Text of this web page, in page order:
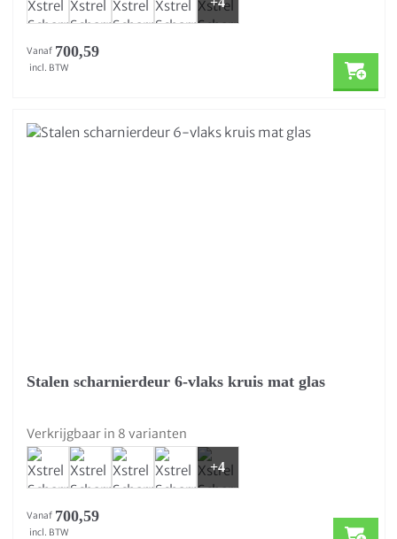
Vanaf 700,59
incl. BTW
Stalen scharnierdeur 6-vlaks kruis mat glas
Verkrijgbaar in 8 varianten
+4
Vanaf 700,59
incl. BTW